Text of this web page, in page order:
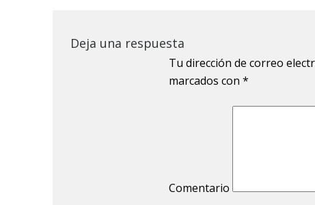
Deja una respuesta
Tu dirección de correo
marcados con *
Comentario